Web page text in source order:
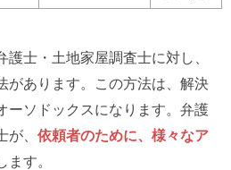
護士・土地家屋調査士に対し、
があります。この方法は、解決
ーソドックスになります。弁護
、 依頼者のために、様々なア
ます。